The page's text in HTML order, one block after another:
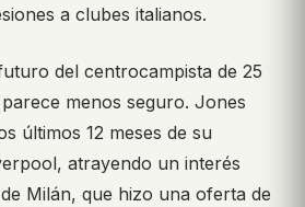
a clubes italianos.
del centrocampista de 25
menos seguro. Jones
últimos 12 meses de su
atrayendo un interés
Milán, que hizo una oferta de